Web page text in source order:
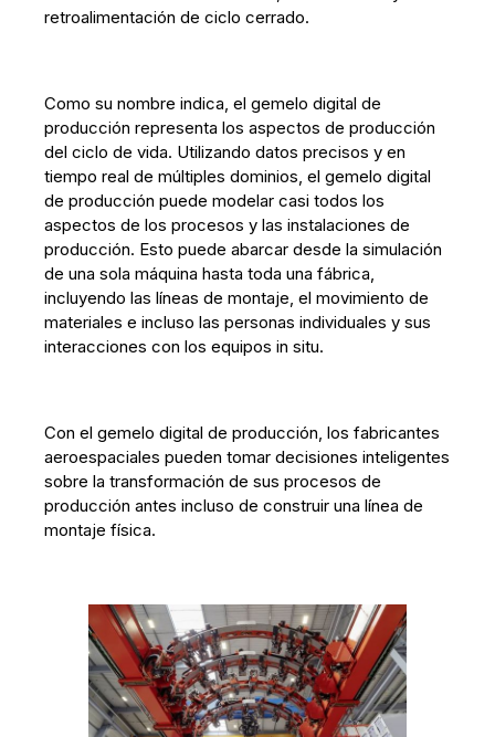
retroalimentación de ciclo cerrado.
Como su nombre indica, el gemelo digital de
producción representa los aspectos de producción
del ciclo de vida. Utilizando datos precisos y en
tiempo real de múltiples dominios, el gemelo digital
de producción puede modelar casi todos los
aspectos de los procesos y las instalaciones de
producción. Esto puede abarcar desde la simulación
de una sola máquina hasta toda una fábrica,
incluyendo las líneas de montaje, el movimiento de
materiales e incluso las personas individuales y sus
interacciones con los equipos in situ.
Con el gemelo digital de producción, los fabricantes
aeroespaciales pueden tomar decisiones inteligentes
sobre la transformación de sus procesos de
producción antes incluso de construir una línea de
montaje física.